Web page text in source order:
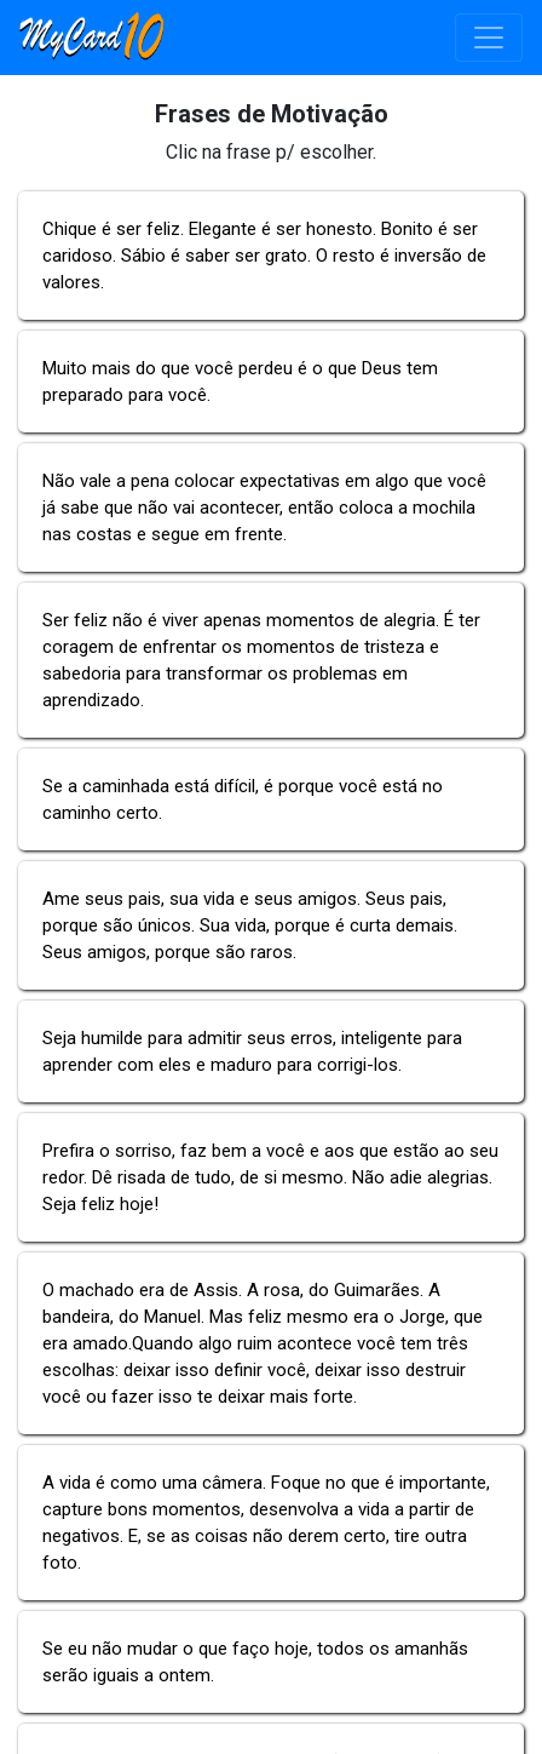
Frases de Motivação
Clic na frase p/ escolher.
Chique é ser feliz. Elegante é ser honesto. Bonito é ser
caridoso. Sábio é saber ser grato. O resto é inversão de
valores.
Muito mais do que você perdeu é o que Deus tem
preparado para você.
Não vale a pena colocar expectativas em algo que você
já sabe que não vai acontecer, então coloca a mochila
nas costas e segue em frente.
Ser feliz não é viver apenas momentos de alegria. É ter
coragem de enfrentar os momentos de tristeza e
sabedoria para transformar os problemas em
aprendizado.
Se a caminhada está difícil, é porque você está no
caminho certo.
Ame seus pais, sua vida e seus amigos. Seus pais,
porque são únicos. Sua vida, porque é curta demais.
Seus amigos, porque são raros.
Seja humilde para admitir seus erros, inteligente para
aprender com eles e maduro para corrigi-los.
Prefira o sorriso, faz bem a você e aos que estão ao seu
redor. Dê risada de tudo, de si mesmo. Não adie alegrias.
Seja feliz hoje!
O machado era de Assis. A rosa, do Guimarães. A
bandeira, do Manuel. Mas feliz mesmo era o Jorge, que
era amado.Quando algo ruim acontece você tem três
escolhas: deixar isso definir você, deixar isso destruir
você ou fazer isso te deixar mais forte.
A vida é como uma câmera. Foque no que é importante,
capture bons momentos, desenvolva a vida a partir de
negativos. E, se as coisas não derem certo, tire outra
foto.
Se eu não mudar o que faço hoje, todos os amanhãs
serão iguais a ontem.